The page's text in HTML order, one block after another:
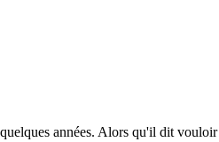
années. Alors qu'il dit